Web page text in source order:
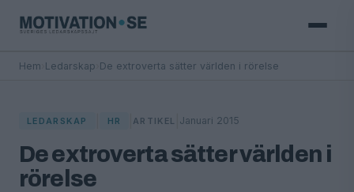
Hem Ledarskap De extroverta sätter världen i rörelse
LEDARSKAP HR ARTIKEL Januari 2015
De extroverta sätter världen i
rörelse